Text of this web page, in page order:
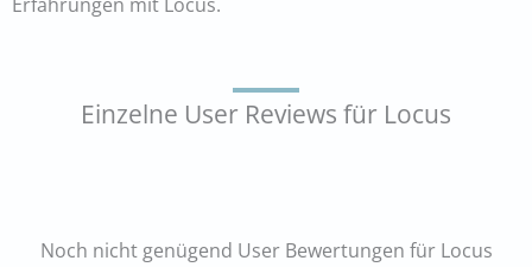
Einzelne User Reviews für Locus
Noch nicht genügend User Bewertungen für Locus